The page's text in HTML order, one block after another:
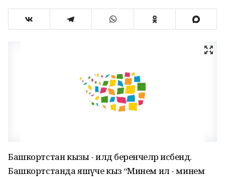
Башкортстан кызы - илдә беренчеләр исәбендә.
Башкортстанда яшәүче кыз “Минем ил - минем